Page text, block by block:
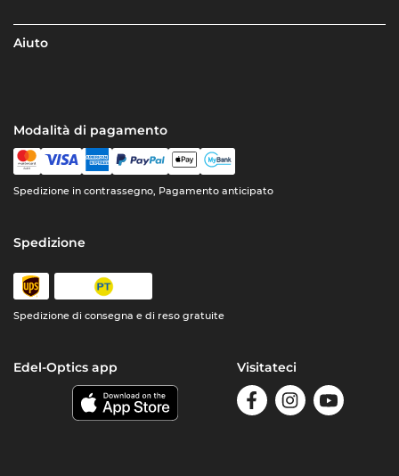
Aiuto
Modalità di pagamento
Spedizione in contrassegno, Pagamento anticipato
Spedizione
Spedizione di consegna e di reso gratuite
Edel-Optics app Visitateci